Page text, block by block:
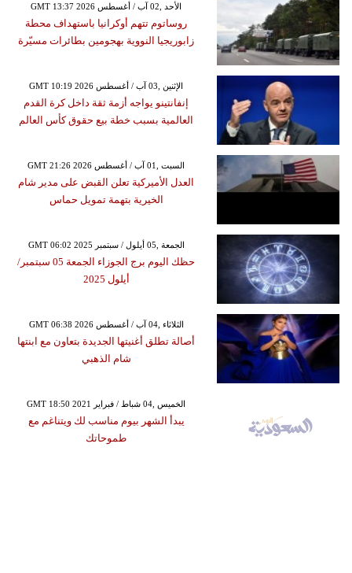
GMT 13:37 2026 الأحد ,02 آب / أغسطس
روساتوم تتهم أوكرانيا باستهداف محطة
زابوريجيا النووية بهجومين بطائرات مسيّرة
GMT 10:19 2026 الإثنين ,03 آب / أغسطس
إنفانتينو يواجه أزمة ثقة داخل كرة القدم
العالمية بسبب خطة بيع حقوق كأس العالم
GMT 21:26 2026 السبت ,01 آب / أغسطس
العدل الأميركية تعلن القبض على مدير شام
الخيرية بتهمة تمويل حماس
GMT 06:02 2025 الجمعة ,05 أيلول / سبتمبر
حظك اليوم برج الجوزاء الجمعة 05 سبتمبر/
أيلول 2025
GMT 06:38 2026 الثلاثاء ,04 آب / أغسطس
أصالة تطلق أغنيتها الجديدة بتعاون مع ابنتها
شام الذهبي
GMT 18:50 2021 الخميس ,04 شباط / فبراير
يبدأ الشهر بيوم مناسب لك ويتناغم مع
طموحاتك